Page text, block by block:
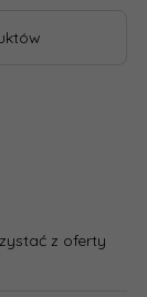
z oferty